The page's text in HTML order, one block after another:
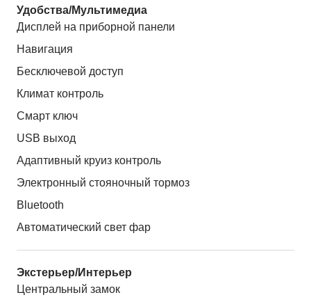
Удобства/Мультимедиа
Дисплей на приборной панели
Навигация
Бесключевой доступ
Климат контроль
Смарт ключ
USB выход
Адаптивный круиз контроль
Электронный стояночный тормоз
Bluetooth
Автоматический свет фар
Экстерьер/Интерьер
Центральный замок